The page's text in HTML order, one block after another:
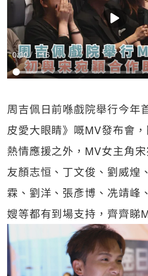
0:00 / 1:16
周吉佩日前喺戲院舉行今年
皮愛大眼睛》嘅MV發布會
熱情應援之外，MV女主角
友顏志恒、丁文俊、劉威煌
霖、劉洋、張彥博、冼靖峰
嫂等都有到場支持，齊齊睇